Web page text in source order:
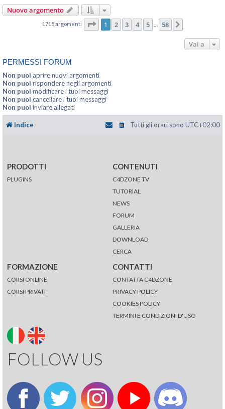
Nuovo argomento
1715 argomenti Pagina di 58
1 2 3 4 5 58
Vai a
PERMESSI FORUM
Non puoi aprire nuovi argomenti
Non puoi rispondere negli argomenti
Non puoi modificare i tuoi messaggi
Non puoi cancellare i tuoi messaggi
Non puoi inviare allegati
Indice Tutti gli orari sono UTC+02:00
PRODOTTI
PLUGINS
CONTENUTI
C4DZONE TV
TUTORIAL
NEWS
FORUM
GALLERIA
DOWNLOAD
CERCA
FORMAZIONE
CORSI ONLINE
CORSI PRIVATI
CONTATTI
CONTATTA C4DZONE
PRIVACY POLICY
COOKIES POLICY
TERMINI E CONDIZIONI D'USO
FOLLOW US